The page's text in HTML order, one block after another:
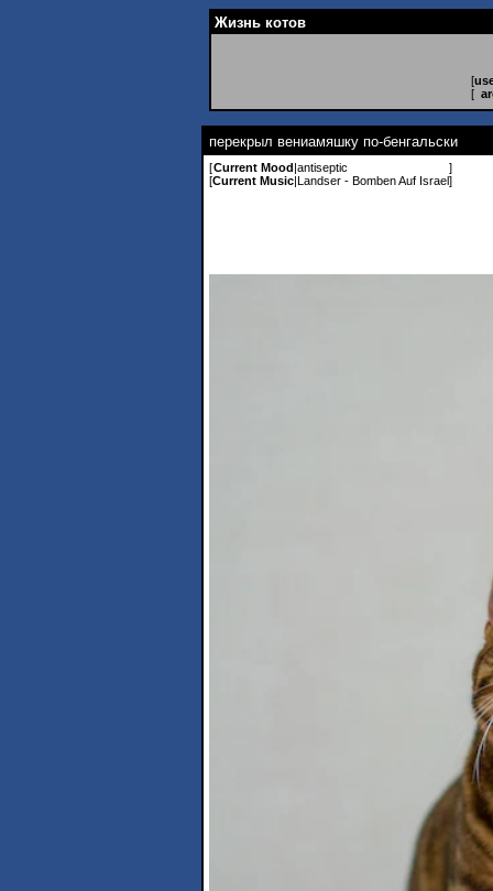
Жизнь котов
[
[
перекрыл вениамяшку по-бенгальски
[Current Mood antiseptic
]
[Current Music Landser - Bomben Auf Israel]